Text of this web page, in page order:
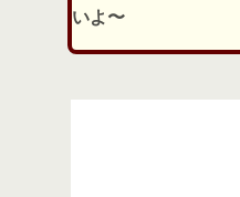
いよ〜